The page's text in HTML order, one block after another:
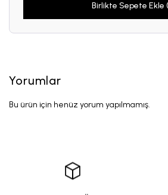
Birlikte Sepete Ekle
Yorumlar
Bu ürün için henüz yorum yapılmamış.